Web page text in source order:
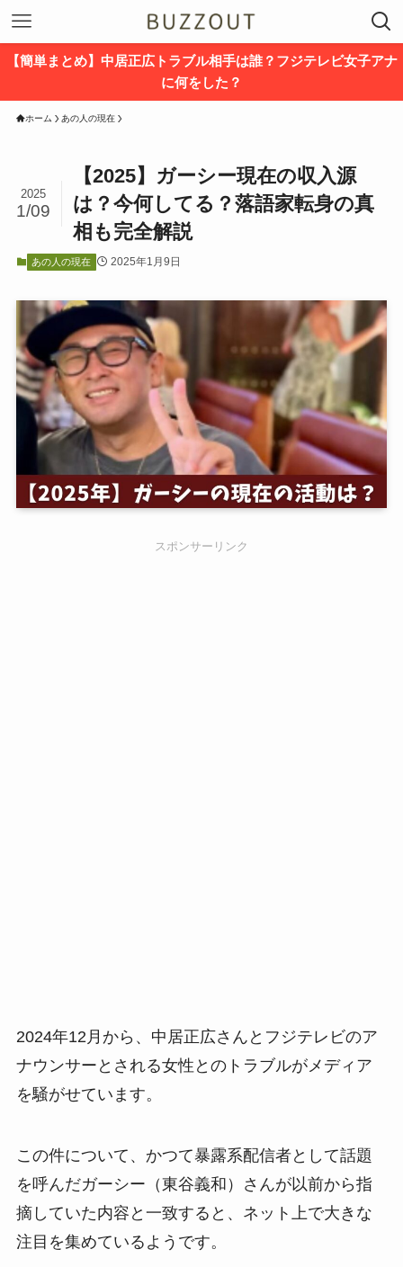
【簡単まとめ】中居正広トラブル相手は誰？フジテレビ女子アナ
に何をした？
ホーム あの人の現在
【2025】ガーシー現在の収入源
は？今何してる？落語家転身の真
相も完全解説
2025
1/09
あの人の現在 2025年1月9日
スポンサーリンク
2024年12月から、中居正広さんとフジテレビのア
ナウンサーとされる女性とのトラブルがメディア
を騒がせています。
この件について、かつて暴露系配信者として話題
を呼んだガーシー（東谷義和）さんが以前から指
摘していた内容と一致すると、ネット上で大きな
注目を集めているようです。